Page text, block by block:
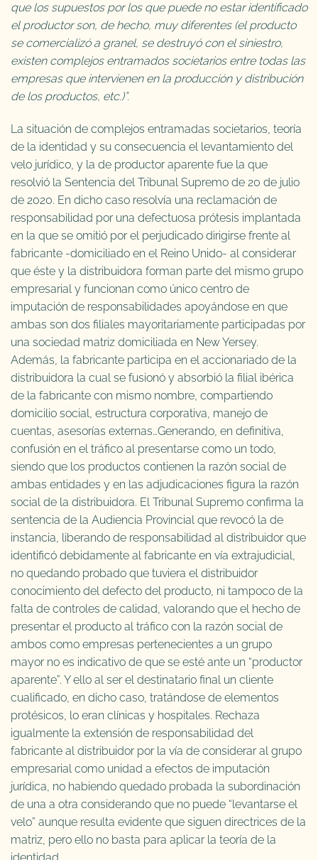
que los supuestos por los que puede no estar identificado
el productor son, de hecho, muy diferentes (el producto
se comercializó a granel, se destruyó con el siniestro,
existen complejos entramados societarios entre todas las
empresas que intervienen en la producción y distribución
de los productos, etc.)”.
La situación de complejos entramadas societarios, teoría
de la identidad y su consecuencia el levantamiento del
velo jurídico, y la de productor aparente fue la que
resolvió la Sentencia del Tribunal Supremo de 20 de julio
de 2020. En dicho caso resolvía una reclamación de
responsabilidad por una defectuosa prótesis implantada
en la que se omitió por el perjudicado dirigirse frente al
fabricante -domiciliado en el Reino Unido- al considerar
que éste y la distribuidora forman parte del mismo grupo
empresarial y funcionan como único centro de
imputación de responsabilidades apoyándose en que
ambas son dos filiales mayoritariamente participadas por
una sociedad matriz domiciliada en New Yersey.
Además, la fabricante participa en el accionariado de la
distribuidora la cual se fusionó y absorbió la filial ibérica
de la fabricante con mismo nombre, compartiendo
domicilio social, estructura corporativa, manejo de
cuentas, asesorías externas…Generando, en definitiva,
confusión en el tráfico al presentarse como un todo,
siendo que los productos contienen la razón social de
ambas entidades y en las adjudicaciones figura la razón
social de la distribuidora. El Tribunal Supremo confirma la
sentencia de la Audiencia Provincial que revocó la de
instancia, liberando de responsabilidad al distribuidor que
identificó debidamente al fabricante en vía extrajudicial,
no quedando probado que tuviera el distribuidor
conocimiento del defecto del producto, ni tampoco de la
falta de controles de calidad, valorando que el hecho de
presentar el producto al tráfico con la razón social de
ambos como empresas pertenecientes a un grupo
mayor no es indicativo de que se esté ante un “productor
aparente”. Y ello al ser el destinatario final un cliente
cualificado, en dicho caso, tratándose de elementos
protésicos, lo eran clínicas y hospitales. Rechaza
igualmente la extensión de responsabilidad del
fabricante al distribuidor por la vía de considerar al grupo
empresarial como unidad a efectos de imputación
jurídica, no habiendo quedado probada la subordinación
de una a otra considerando que no puede “levantarse el
velo” aunque resulta evidente que siguen directrices de la
matriz, pero ello no basta para aplicar la teoría de la